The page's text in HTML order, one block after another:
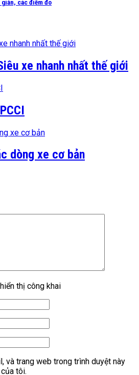
các điểm đo
xe nhanh nhất thế giới
dòng xe cơ bản
thị công khai
và trang web trong trình duyệt này
tôi.